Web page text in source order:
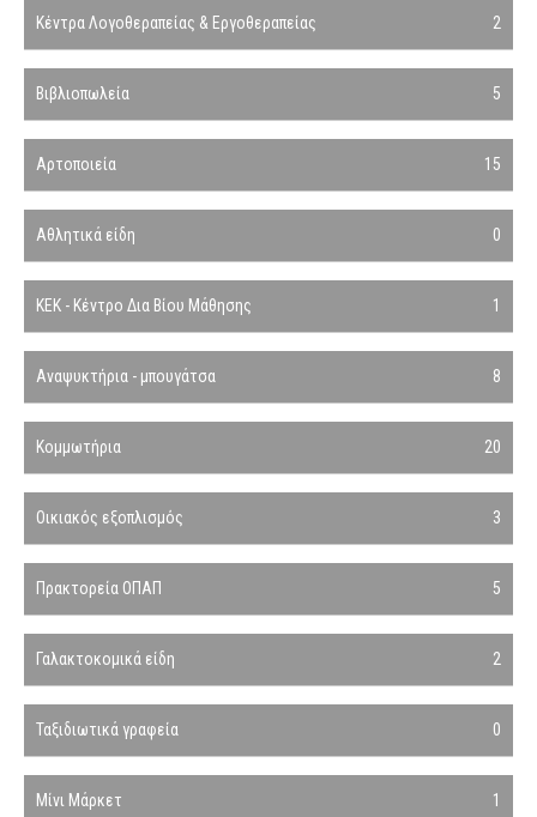
Κέντρα Λογοθεραπείας & Εργοθεραπείας 2
Βιβλιοπωλεία 5
Αρτοποιεία 15
Αθλητικά είδη 0
ΚΕΚ - Κέντρο Δια Βίου Μάθησης 1
Αναψυκτήρια - μπουγάτσα 8
Κομμωτήρια 20
Οικιακός εξοπλισμός 3
Πρακτορεία ΟΠΑΠ 5
Γαλακτοκομικά είδη 2
Ταξιδιωτικά γραφεία 0
Μίνι Μάρκετ 1